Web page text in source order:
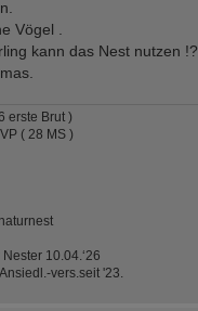
Vögel .
kann das Nest nutzen !?
erste Brut )
( 28 MS )
10.04.‘26
vers.seit '23.